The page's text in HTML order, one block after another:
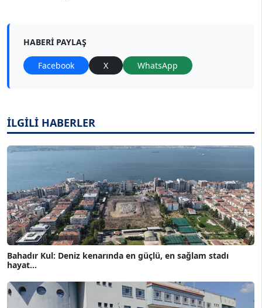
HABERI PAYLAŞ
Facebook X WhatsApp
İLGİLİ HABERLER
Bahadır Kul: Deniz kenarında en güçlü, en sağlam stadı
hayat...